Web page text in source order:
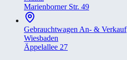
Marienborner Str. 49
Gebrauchtwagen An- & Verkauf
Wiesbaden
Äppelallee 27